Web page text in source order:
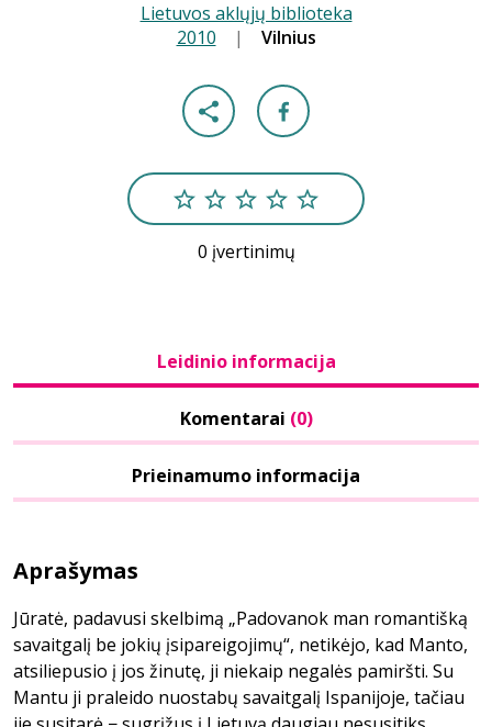
Lietuvos aklųjų biblioteka
2010 | Vilnius
0 įvertinimų
Leidinio informacija
Komentarai (0)
Prieinamumo informacija
Aprašymas
Jūratė, padavusi skelbimą „Padovanok man romantišką
savaitgalį be jokių įsipareigojimų“, netikėjo, kad Manto,
atsiliepusio į jos žinutę, ji niekaip negalės pamiršti. Su
Mantu ji praleido nuostabų savaitgalį Ispanijoje, tačiau